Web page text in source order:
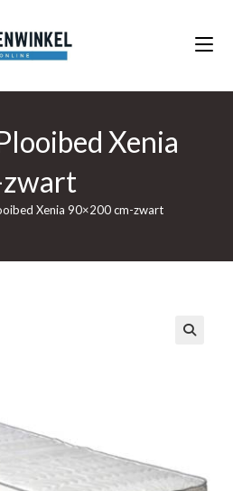
Xenia
Xenia 90×200 cm-zwart